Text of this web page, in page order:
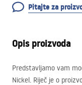
Pitajte za
Opis proizvoda
Predstavljamo vam
Nickel. Riječ je o